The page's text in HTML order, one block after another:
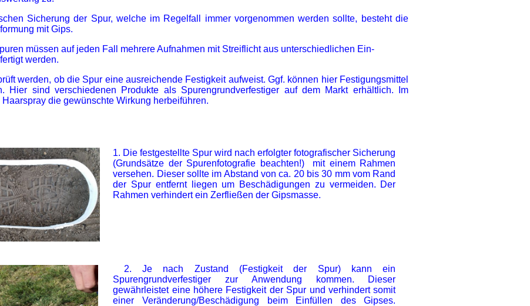
Sicherung der Spur, welche im Regelfall immer vorgenommen werden sollte, besteht die
mit Gips.
müssen auf jeden Fall mehrere Aufnahmen mit Streiflicht aus unterschiedlichen Ein-
werden.
werden, ob die Spur eine ausreichende Festigkeit aufweist. Ggf. können hier Festigungsmittel
Hier sind verschiedenen Produkte als Spurengrundverfestiger auf dem Markt erhältlich. Im
die gewünschte Wirkung herbeiführen.
1. Die festgestellte Spur wird nach erfolgter fotografischer Sicherung
(Grundsätze der Spurenfotografie beachten!) mit einem Rahmen
versehen. Dieser sollte im Abstand von ca. 20 bis 30 mm vom Rand
der Spur entfernt liegen um Beschädigungen zu vermeiden. Der
Rahmen verhindert ein Zerfließen der Gipsmasse.
2. Je nach Zustand (Festigkeit der Spur) kann ein
Spurengrundverfestiger zur Anwendung kommen. Dieser
gewährleistet eine höhere Festigkeit der Spur und verhindert somit
einer Veränderung/Beschädigung beim Einfüllen des Gipses.